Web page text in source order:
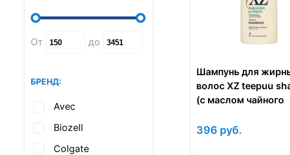
От до
БРЕНД:
Avec
Biozell
Colgate
Шампунь для
волос XZ teepuu
(с маслом чайного
396 руб.